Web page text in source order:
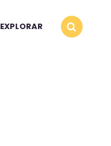
EXPLORAR